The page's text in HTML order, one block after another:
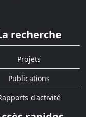
recherche
Projets
Publications
d'activité